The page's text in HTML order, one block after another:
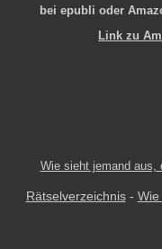
bei epubli oder
Link zu
Wie sieht jemand aus,
Rätselverzeichnis- Wie